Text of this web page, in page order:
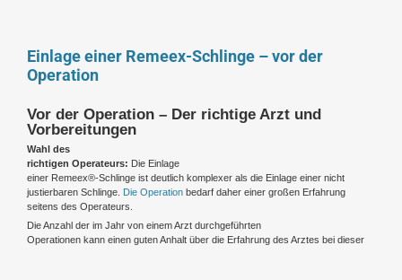
Einlage einer Remeex-Schlinge – vor der
Operation
Vor der Operation – Der richtige Arzt und
Vorbereitungen
Wahl des
richtigen Operateurs: Die Einlage
einer Remeex®-Schlinge ist deutlich komplexer als die Einlage einer nicht
justierbaren Schlinge. Die Operation bedarf daher einer großen Erfahrung
seitens des Operateurs.
Die Anzahl der im Jahr von einem Arzt durchgeführten
Operationen kann einen guten Anhalt über die Erfahrung des Arztes bei dieser